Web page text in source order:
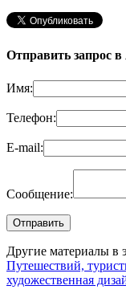
Отправить запрос
Имя:
Телефон:
E-mail:
Сообщение:
Другие материалы в
Путешествий,
художественная